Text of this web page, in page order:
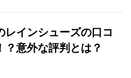
レインシューズの口コ
？意外な評判とは？